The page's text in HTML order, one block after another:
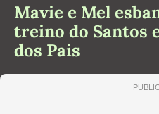
Mavie e Mel
treino do Santos
dos Pais